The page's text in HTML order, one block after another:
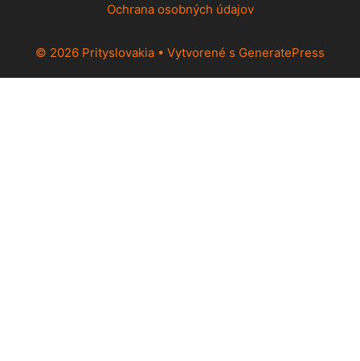
Ochrana osobných údajov
© 2026 Prityslovakia • Vytvorené s GeneratePress